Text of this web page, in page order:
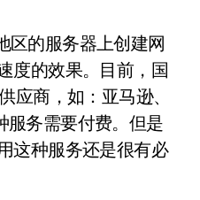
区的服务器上创建网
度的效果。目前，国
应商，如：亚马逊、
服务需要付费。但是
这种服务还是很有必